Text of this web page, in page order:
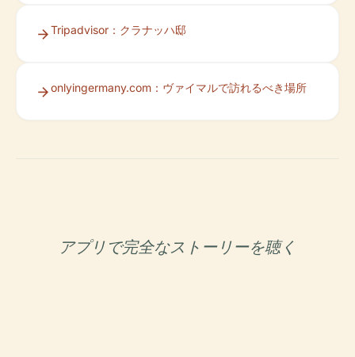
Tripadvisor：クラナッハ邸​​
onlyingermany.com：ヴァイマルで訪れるべき場所
アプリで完全なストーリーを聴く